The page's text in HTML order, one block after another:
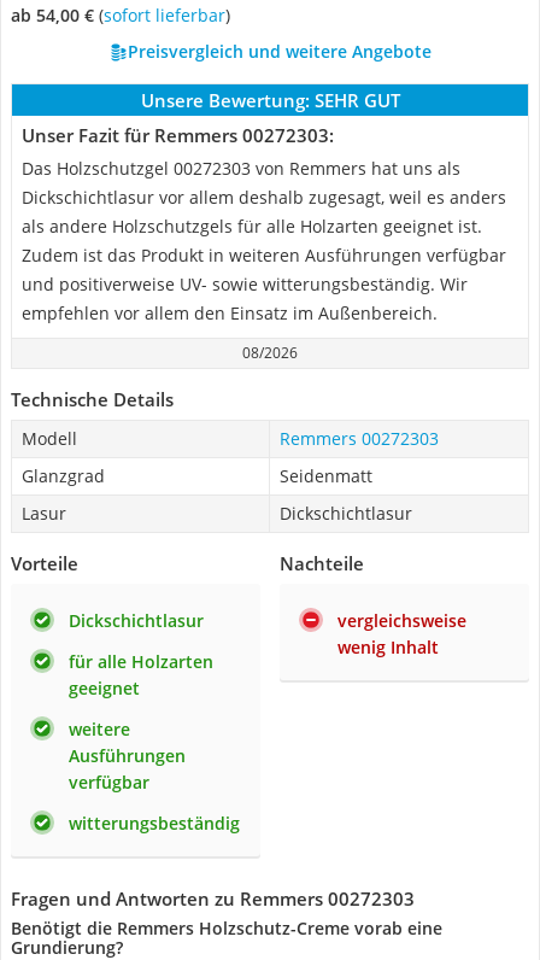
ab 54,00 € ( Sofort lieferbar)
Preisvergleich und weitere Angebote
Unsere Bewertung: SEHR GUT
Unser Fazit für Remmers 00272303:
Das Holzschutzgel 00272303 von Remmers hat uns als
Dickschichtlasur vor allem deshalb zugesagt, weil es anders
als andere Holzschutzgels für alle Holzarten geeignet ist.
Zudem ist das Produkt in weiteren Ausführungen verfügbar
und positiverweise UV- sowie witterungsbeständig. Wir
empfehlen vor allem den Einsatz im Außenbereich.
08/2026
Technische Details
Modell
Remmers 00272303
Glanzgrad
Seidenmatt
Lasur
Dickschichtlasur
Vorteile
Dickschichtlasur
für alle Holzarten
geeignet
weitere
Ausführungen
verfügbar
witterungsbeständig
Nachteile
vergleichsweise
wenig Inhalt
Fragen und Antworten zu Remmers 00272303
Benötigt die Remmers Holzschutz-Creme vorab eine
Grundierung?